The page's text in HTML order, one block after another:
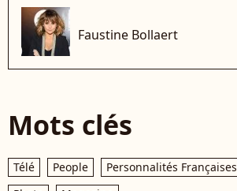
Faustine Bollaert
Mots clés
Télé People Personnalités Françaises